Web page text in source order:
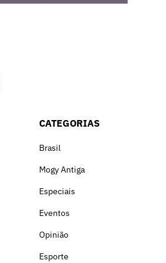
CATEGORIAS
Brasil
Mogy Antiga
Especiais
Eventos
Opinião
Esporte